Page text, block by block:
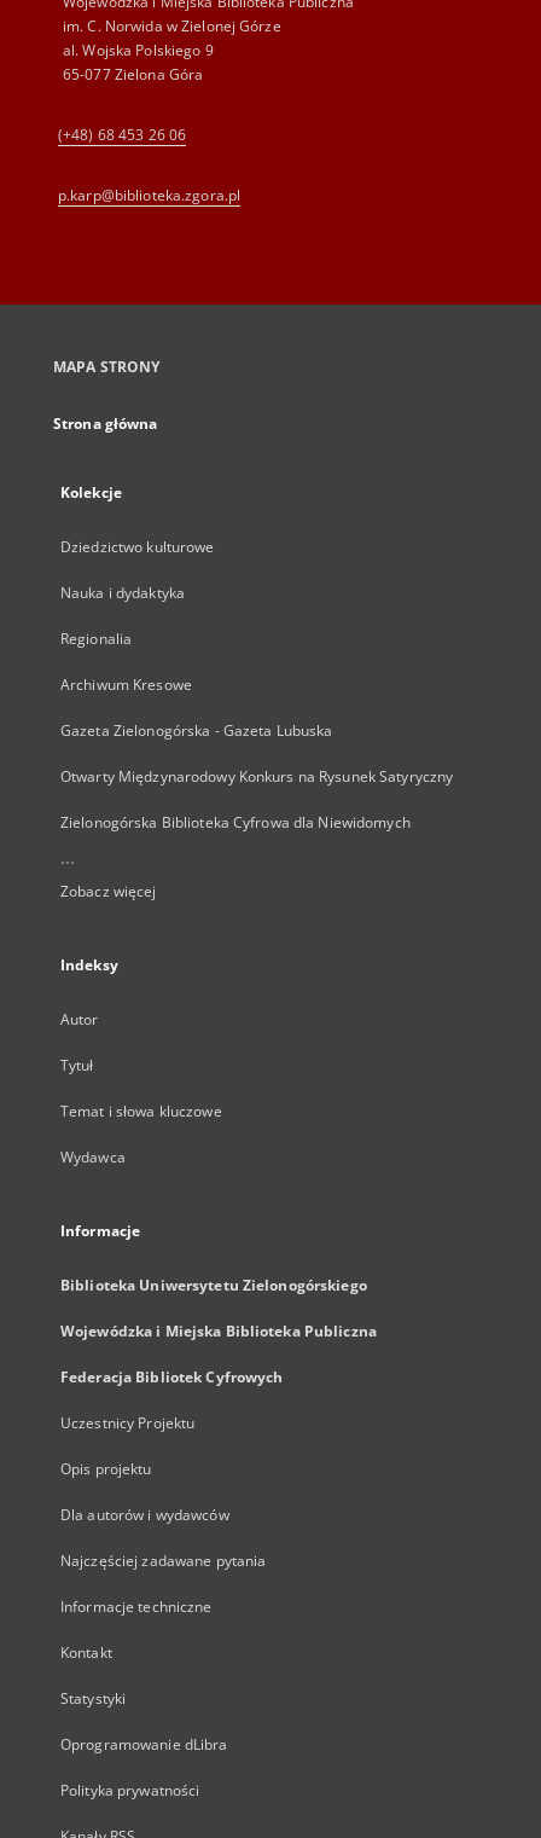
im. C. Norwida w Zielonej Górze
al. Wojska Polskiego 9
65-077 Zielona Góra
(+48) 68 453 26 06
p.karp@biblioteka.zgora.pl
MAPA STRONY
Strona główna
Kolekcje
Dziedzictwo kulturowe
Nauka i dydaktyka
Regionalia
Archiwum Kresowe
Gazeta Zielonogórska - Gazeta Lubuska
Otwarty Międzynarodowy Konkurs na Rysunek Satyryczny
Zielonogórska Biblioteka Cyfrowa dla Niewidomych
...
Zobacz więcej
Indeksy
Autor
Tytuł
Temat i słowa kluczowe
Wydawca
Informacje
Biblioteka Uniwersytetu Zielonogórskiego
Wojewódzka i Miejska Biblioteka Publiczna
Federacja Bibliotek Cyfrowych
Uczestnicy Projektu
Opis projektu
Dla autorów i wydawców
Najczęściej zadawane pytania
Informacje techniczne
Kontakt
Statystyki
Oprogramowanie dLibra
Polityka prywatności